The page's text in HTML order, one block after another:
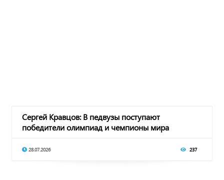
Сергей Кравцов: В педвузы поступают
победители олимпиад и чемпионы мира
28.07.2026 237